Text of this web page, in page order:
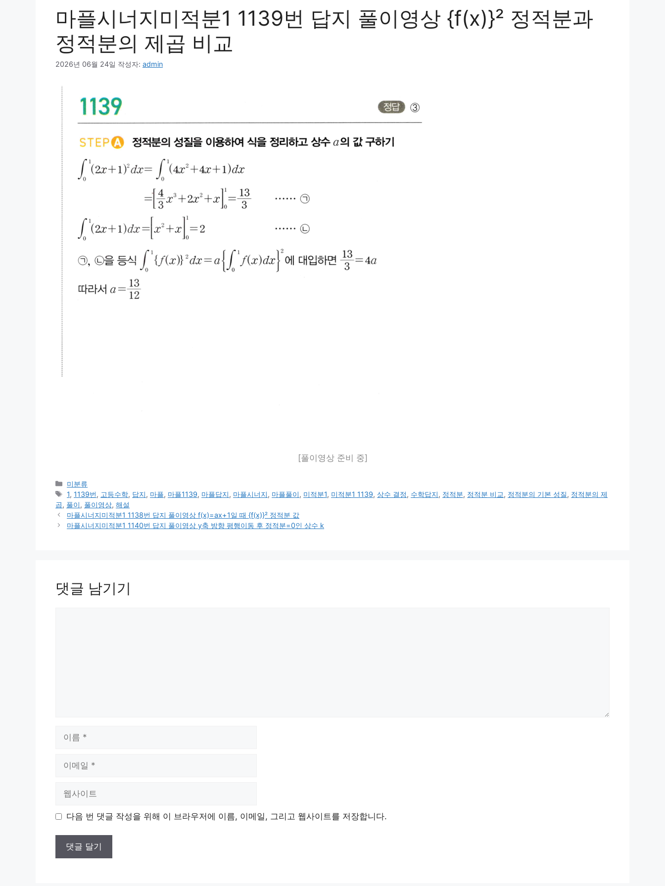
마플시너지미적분1 1139번 답지 풀이영상 {f(x)}² 정적분과
정적분의 제곱 비교
2026년 06월 24일 작성자: admin
[풀이영상 준비 중]
카
테
고
리
미분류
태
그
1, 1139번, 고등수학, 답지, 마플, 마플1139, 마플답지, 마플시너지, 마플풀이, 미적분1, 미적분1 1139,상수 결정, 수학답지, 정적분, 정적분 비교, 정적분의 기본 성질, 정적분의 제
곱, 풀이, 풀이영상, 해설
마플시너지미적분1 1138번 답지 풀이영상 f(x)=ax+1일 때 {f(x)}² 정적분 값
마플시너지미적분1 1140번 답지 풀이영상 y축 방향 평행이동 후 정적분=0인 상수 k
댓글 남기기
이 다음 번 댓글 작성을 위해 이 브라우저에 이름, 이메일, 그리고 웹사이트를 저장합니다.